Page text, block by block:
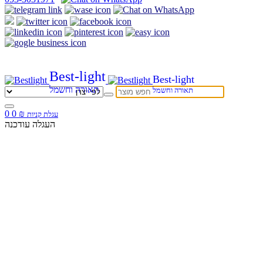
Best-light
תאורה וחשמל
Best-light
תאורה וחשמל
0 עגלת קניות ₪
0
העגלה עודכנה